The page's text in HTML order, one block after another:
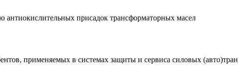
антиокислительных присадок трансформаторных масел
применяемых в системах защиты и сервиса силовых